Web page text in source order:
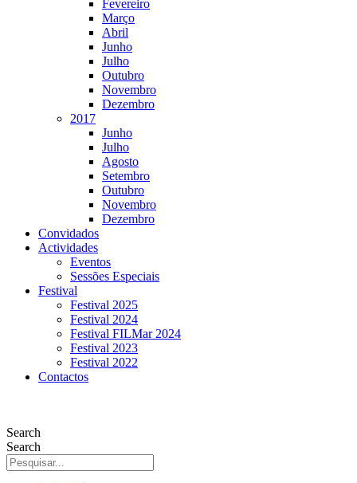
Fevereiro
Março
Abril
Junho
Julho
Outubro
Novembro
Dezembro
2017
Junho
Julho
Agosto
Setembro
Outubro
Novembro
Dezembro
Convidados
Actividades
Eventos
Sessões Especiais
Festival
Festival 2025
Festival 2024
Festival FILMar 2024
Festival 2023
Festival 2022
Contactos
Search
Search